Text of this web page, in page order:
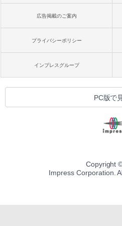
広告掲載のご案内
プライバシーポリシー
インプレスグループ
PC版で
Copyright
Impress Corporation.